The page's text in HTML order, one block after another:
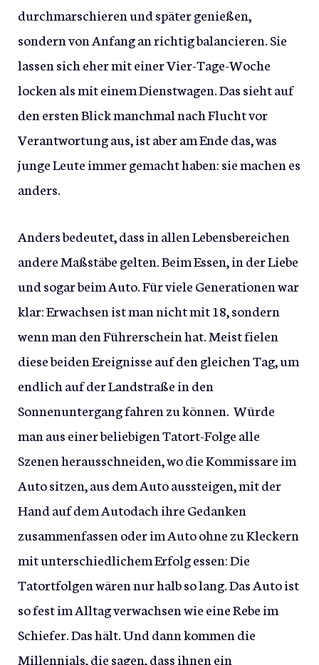
durchmarschieren und später genießen,
sondern von Anfang an richtig balancieren. Sie
lassen sich eher mit einer Vier-Tage-Woche
locken als mit einem Dienstwagen. Das sieht auf
den ersten Blick manchmal nach Flucht vor
Verantwortung aus, ist aber am Ende das, was
junge Leute immer gemacht haben: sie machen es
anders.
Anders bedeutet, dass in allen Lebensbereichen
andere Maßstäbe gelten. Beim Essen, in der Liebe
und sogar beim Auto. Für viele Generationen war
klar: Erwachsen ist man nicht mit 18, sondern
wenn man den Führerschein hat. Meist fielen
diese beiden Ereignisse auf den gleichen Tag, um
endlich auf der Landstraße in den
Sonnenuntergang fahren zu können. Würde
man aus einer beliebigen Tatort-Folge alle
Szenen herausschneiden, wo die Kommissare im
Auto sitzen, aus dem Auto aussteigen, mit der
Hand auf dem Autodach ihre Gedanken
zusammenfassen oder im Auto ohne zu Kleckern
mit unterschiedlichem Erfolg essen: Die
Tatortfolgen wären nur halb so lang. Das Auto ist
so fest im Alltag verwachsen wie eine Rebe im
Schiefer. Das hält. Und dann kommen die
Millennials, die sagen, dass ihnen ein